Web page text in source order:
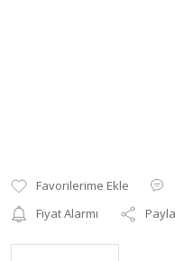
Fiyat Alarmı